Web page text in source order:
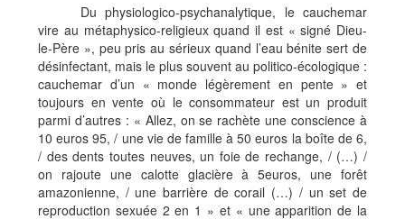
Du physiologico-psychanalytique, le cauchemar
vire au métaphysico-religieux quand il est « signé Dieu-
le-Père », peu pris au sérieux quand l’eau bénite sert de
désinfectant, mais le plus souvent au politico-écologique :
cauchemar d’un « monde légèrement en pente » et
toujours en vente où le consommateur est un produit
parmi d’autres : « Allez, on se rachète une conscience à
10 euros 95, / une vie de famille à 50 euros la boîte de 6,
/ des dents toutes neuves, un foie de rechange, / (…) /
on rajoute une calotte glacière à 5euros, une forêt
amazonienne, / une barrière de corail (…) / un set de
reproduction sexuée 2 en 1 » et « une apparition de la